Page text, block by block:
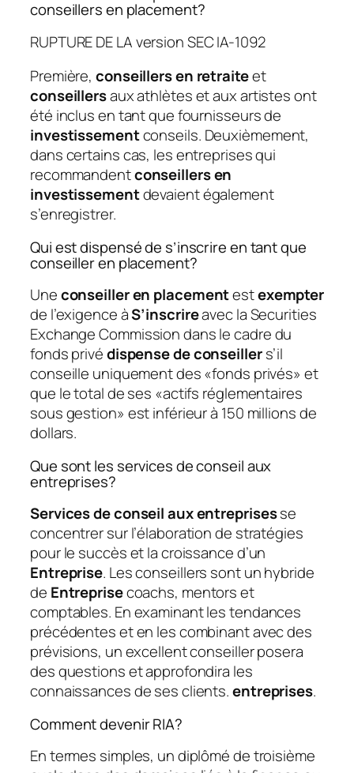
conseillers en placement?
RUPTURE DE LA version SEC IA-1092
Première, conseillers en retraiteet
conseillersaux athlètes et aux artistes ont
été inclus en tant que fournisseurs de
investissementconseils. Deuxièmement,
dans certains cas, les entreprises qui
recommandentconseillers en
investissementdevaient également
s’enregistrer.
Qui est dispensé de s’inscrire en tant que
conseiller en placement?
Uneconseiller en placementestexempter
de l’exigence àS’inscrireavec la Securities
Exchange Commission dans le cadre du
fonds privédispense de conseillers’il
conseille uniquement des «fonds privés» et
que le total de ses «actifs réglementaires
sous gestion» est inférieur à 150 millions de
dollars.
Que sont les services de conseil aux
entreprises?
Services de conseil aux entreprisesse
concentrer sur l’élaboration de stratégies
pour le succès et la croissance d’un
Entreprise. Les conseillers sont un hybride
de Entreprisecoachs, mentors et
comptables. En examinant les tendances
précédentes et en les combinant avec des
prévisions, un excellent conseiller posera
des questions et approfondira les
connaissances de ses clients.entreprises.
Comment devenir RIA?
En termes simples, un diplômé de troisième